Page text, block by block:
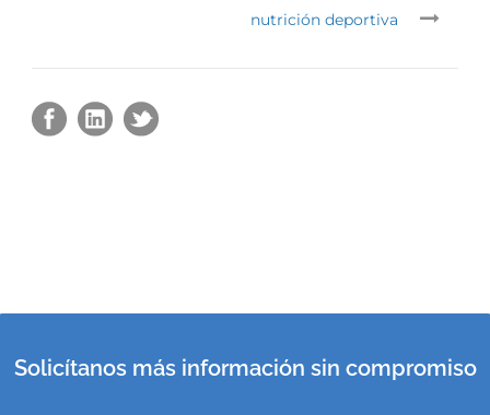
nutrición deportiva
Solicítanos más información sin compromiso